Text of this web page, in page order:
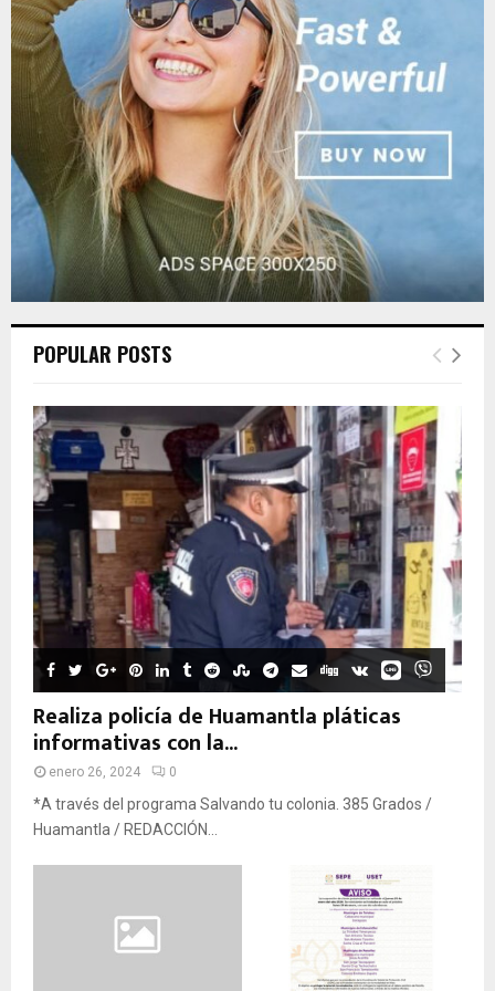
r
:
C
POPULAR POSTS
Realiza policía de Huamantla pláticas
informativas con la...
enero 26, 2024 0
*A través del programa Salvando tu colonia. 385 Grados /
Huamantla / REDACCIÓN...